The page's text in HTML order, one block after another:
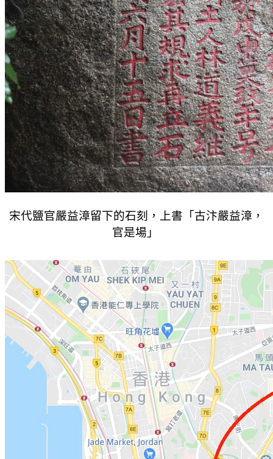
宋代鹽官嚴益漳留下的石刻，上書「古汴嚴益漳，
官是場」